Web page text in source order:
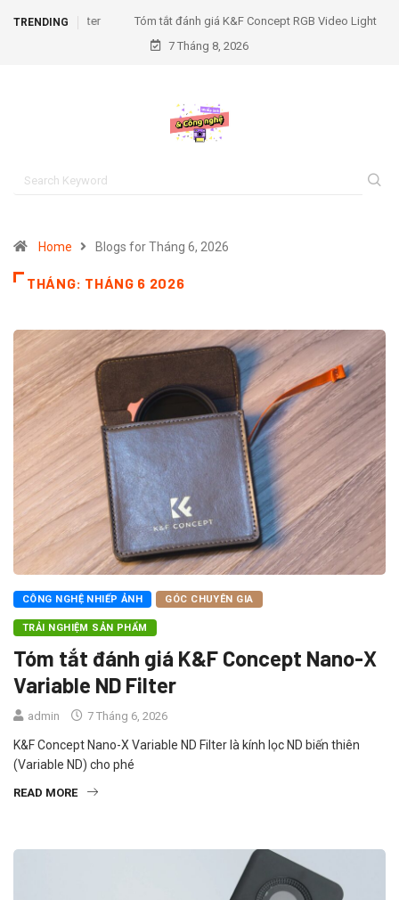
TRENDING
Tóm tắt đánh giá K&F Concept RGB Video Light
7 Tháng 8, 2026
Home Blogs for Tháng 6, 2026
THÁNG: THÁNG 6 2026
CÔNG NGHỆ NHIẾP ẢNH GÓC CHUYÊN GIA
TRẢI NGHIỆM SẢN PHẨM
Tóm tắt đánh giá K&F Concept Nano-X
Variable ND Filter
admin 7 Tháng 6, 2026
K&F Concept Nano-X Variable ND Filter là kính lọc ND biến thiên
(Variable ND) cho phé
READ MORE